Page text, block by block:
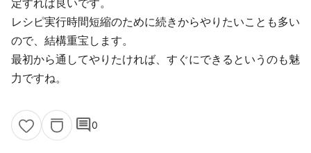
レシピ実行時間短縮のために続きからやりたいことも多い
ので、結構重宝します。
最初から通してやりたければ、すぐにできるというのも魅
力ですね。
comment0